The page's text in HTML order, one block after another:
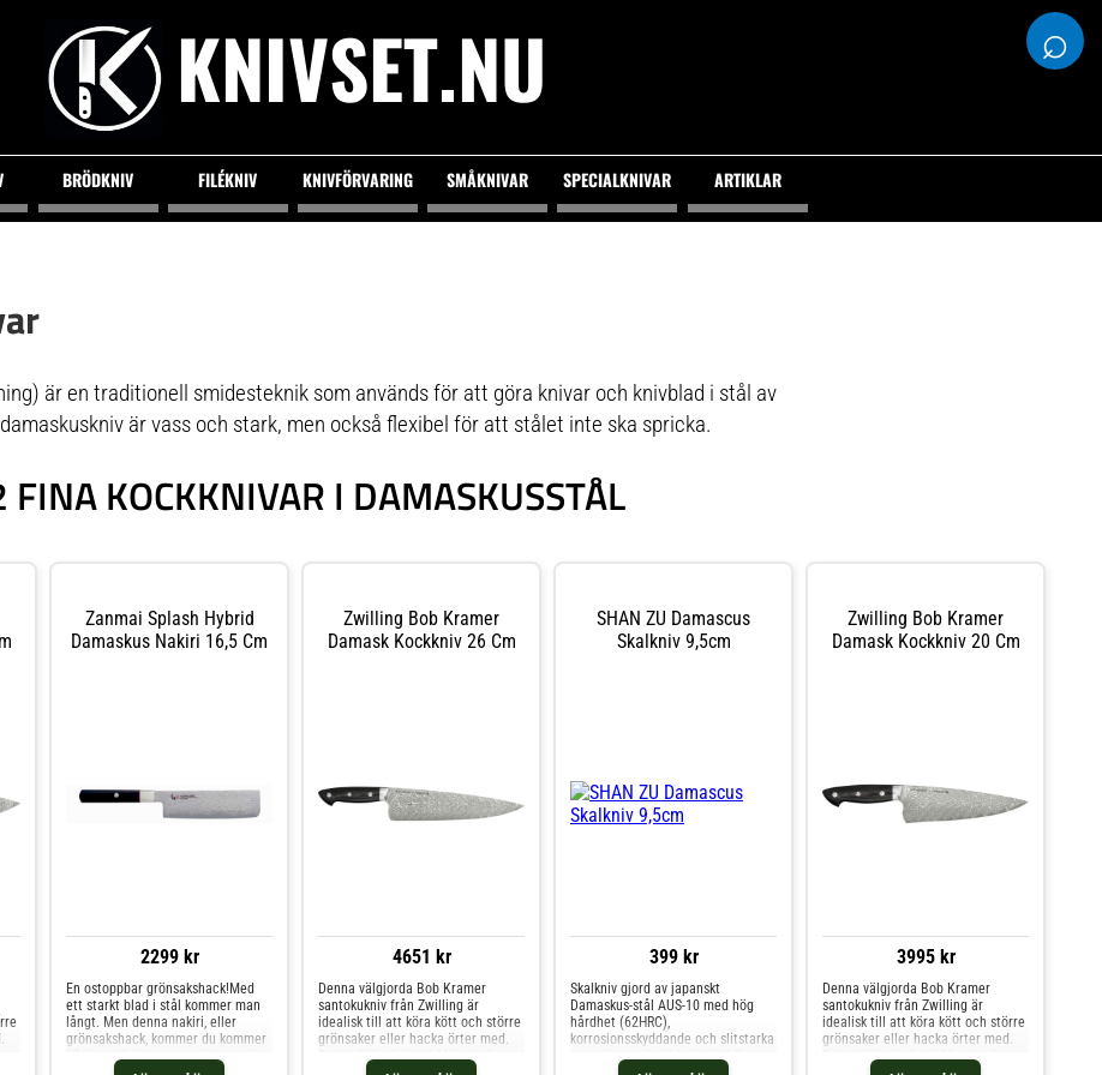
KNIVSET.NU ⌕
BRÖDKNIV FILÉKNIV KNIVFÖRVARING SMÅKNIVAR SPECIALKNIVAR ARTIKLAR
är en traditionell smidesteknik som används för att göra knivar och knivblad i stål av
är vass och stark, men också flexibel för att stålet inte ska spricka.
FINA KOCKKNIVAR I DAMASKUSSTÅL
Zanmai Splash Hybrid
Damaskus Nakiri 16,5 Cm
2299 kr
En ostoppbar grönsakshack!Med
ett starkt blad i stål kommer man
långt. Men denna nakiri, eller
grönsakshack, kommer du kommer
hårda rotfrukter som palsternacka
Zwilling Bob Kramer
Damask Kockkniv 26 Cm
4651 kr
Denna välgjorda Bob Kramer
santokukniv från Zwilling är
idealisk till att köra kött och större
grönsaker eller hacka örter med.
Det stabila skaftet i Micarta är
SHAN ZU Damascus
Skalkniv 9,5cm
399 kr
Skalkniv gjord av japanskt
Damaskus-stål AUS-10 med hög
hårdhet (62HRC),
korrosionsskyddande och slitstarka
egenskaper. Knivbladet är 9,5 cm
Zwilling Bob Kramer
Damask Kockkniv 20 Cm
3995 kr
Denna välgjorda Bob Kramer
santokukniv från Zwilling är
idealisk till att köra kött och större
grönsaker eller hacka örter med.
Det stabila skaftet i Micarta är